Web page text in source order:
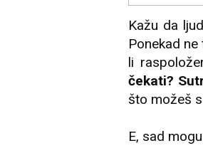
Kažu da
Ponekad
li
čekati?
što možeš
E, sad